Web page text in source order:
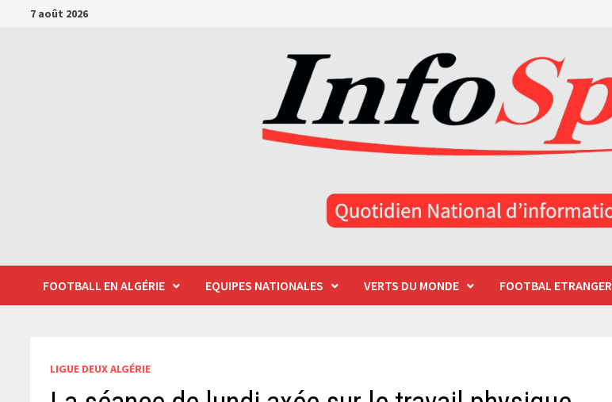
Passer7 août 2026
FOOTBALL EN ALGÉRIE EQUIPES NATIONALES VERTS DU MONDE FOOTBAL ETRANGER
LIGUE DEUX ALGÉRIE